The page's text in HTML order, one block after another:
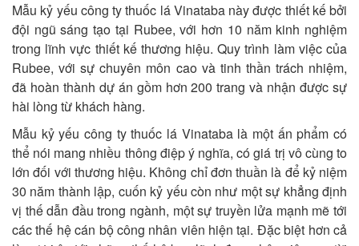
Mẫu kỷ yếu công ty thuốc lá Vinataba này được thiết kế bởi
đội ngũ sáng tạo tại Rubee, với hơn 10 năm kinh nghiệm
trong lĩnh vực thiết kế thương hiệu. Quy trình làm việc của
Rubee, với sự chuyên môn cao và tinh thần trách nhiệm,
đã hoàn thành dự án gồm hơn 200 trang và nhận được sự
hài lòng từ khách hàng.
Mẫu kỷ yếu công ty thuốc lá Vinataba là một ấn phẩm có
thể nói mang nhiều thông điệp ý nghĩa, có giá trị vô cùng to
lớn đối với thương hiệu. Không chỉ đơn thuần là để kỷ niệm
30 năm thành lập, cuốn kỷ yếu còn như một sự khẳng định
vị thế dẫn đầu trong ngành, một sự truyền lửa mạnh mẽ tới
các thế hệ cán bộ công nhân viên hiện tại. Đặc biệt hơn cả